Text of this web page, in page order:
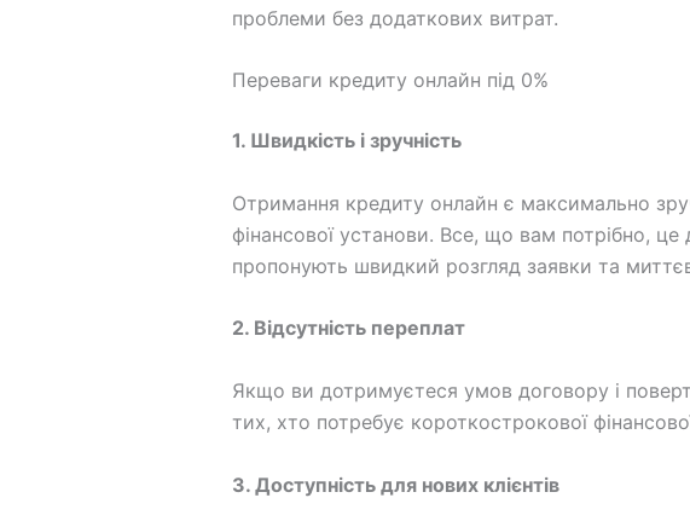
проблеми без додаткових витрат.
Переваги кредиту онлайн під 0%
1. Швидкість і зручність
Отримання кредиту онлайн є максимально
фінансової установи. Все, що вам потрібно, це
пропонують швидкий розгляд заявки та
2. Відсутність переплат
Якщо ви дотримуєтеся умов договору і
тих, хто потребує короткострокової
3. Доступність для нових клієнтів